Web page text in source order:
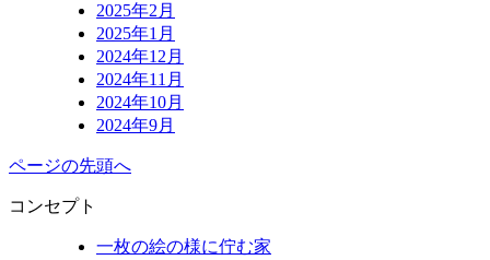
2025年2月
2025年1月
2024年12月
2024年11月
2024年10月
2024年9月
ページの先頭へ
コンセプト
一枚の絵の様に佇む家